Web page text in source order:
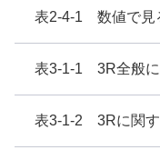
表2-4-1 数値で見
表3-1-1 3R全般に
表3-1-2 3Rに関す